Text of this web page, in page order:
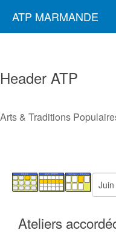
ATP MARMANDE
Header ATP
Arts & Traditions
Ateliers